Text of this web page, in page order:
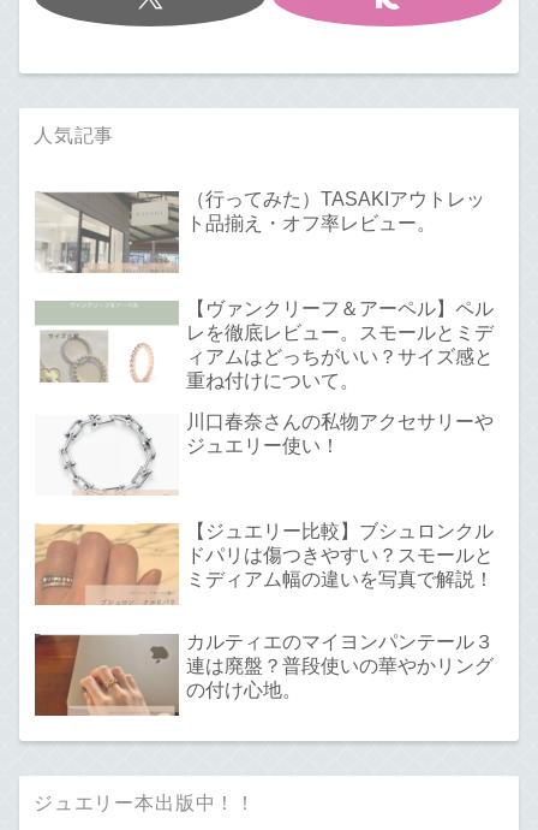
人気記事
（行ってみた）TASAKIアウトレッ
ト品揃え・オフ率レビュー。
【ヴァンクリーフ＆アーペル】ペル
レを徹底レビュー。スモールとミデ
ィアムはどっちがいい？サイズ感と
重ね付けについて。
川口春奈さんの私物アクセサリーや
ジュエリー使い！
【ジュエリー比較】ブシュロンクル
ドパリは傷つきやすい？スモールと
ミディアム幅の違いを写真で解説！
カルティエのマイヨンパンテール３
連は廃盤？普段使いの華やかリング
の付け心地。
ジュエリー本出版中！！